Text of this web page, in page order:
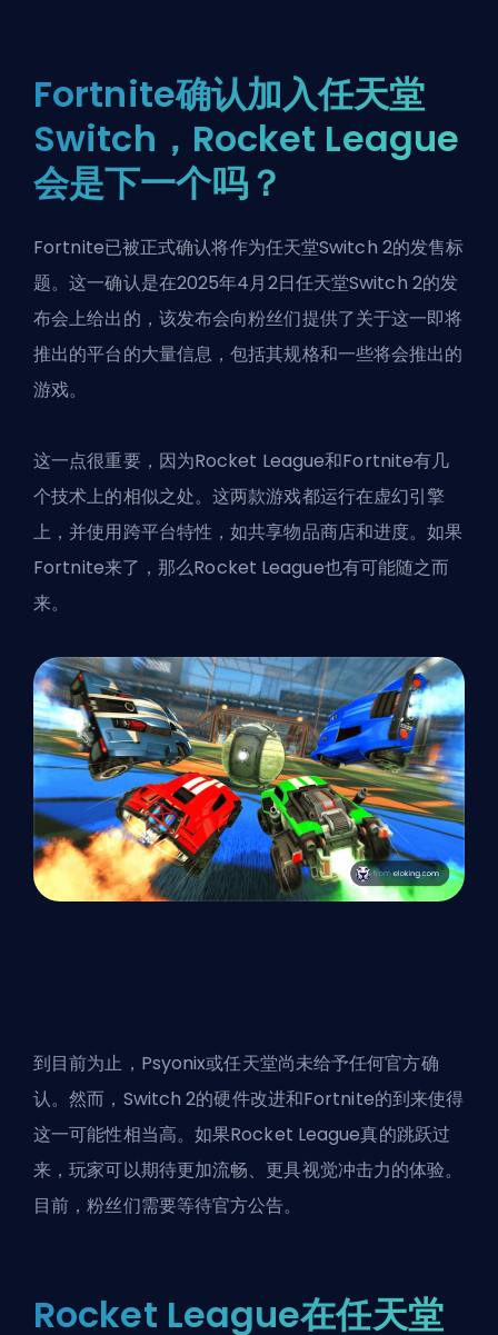
Fortnite确认加入任天堂
Switch，Rocket League
会是下一个吗？
Fortnite已被正式确认将作为任天堂Switch 2的发售标
题。这一确认是在2025年4月2日任天堂Switch 2的发
布会上给出的，该发布会向粉丝们提供了关于这一即将
推出的平台的大量信息，包括其规格和一些将会推出的
游戏。
这一点很重要，因为Rocket League和Fortnite有几
个技术上的相似之处。这两款游戏都运行在虚幻引擎
上，并使用跨平台特性，如共享物品商店和进度。如果
Fortnite来了，那么Rocket League也有可能随之而
来。
到目前为止，Psyonix或任天堂尚未给予任何官方确
认。然而，Switch 2的硬件改进和Fortnite的到来使得
这一可能性相当高。如果Rocket League真的跳跃过
来，玩家可以期待更加流畅、更具视觉冲击力的体验。
目前，粉丝们需要等待官方公告。
Rocket League在任天堂